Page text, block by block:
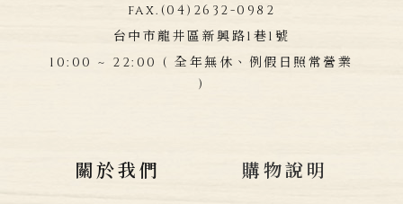
fax. (04)2632-0982
台中市龍井區新興路1巷1號
10:00 ~ 22:00 ( 全年無休、例假日照常營業
)
關於我們 購物說明